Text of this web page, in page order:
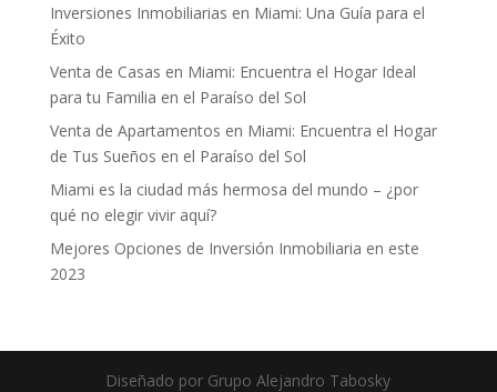
Inversiones Inmobiliarias en Miami: Una Guía para el
Éxito
Venta de Casas en Miami: Encuentra el Hogar Ideal
para tu Familia en el Paraíso del Sol
Venta de Apartamentos en Miami: Encuentra el Hogar
de Tus Sueños en el Paraíso del Sol
Miami es la ciudad más hermosa del mundo – ¿por
qué no elegir vivir aquí?
Mejores Opciones de Inversión Inmobiliaria en este
2023
Diseñado por Grupo Alejandro Tabosky